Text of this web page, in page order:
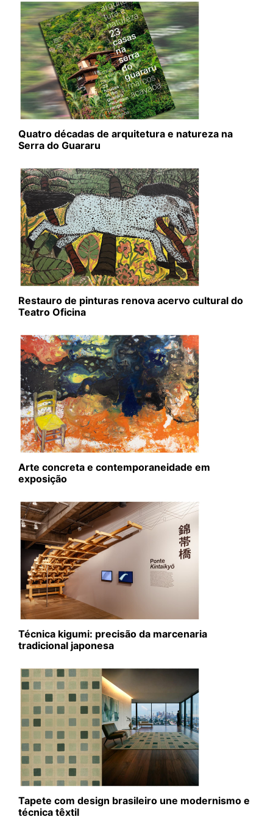
Quatro décadas de arquitetura e natureza na
Serra do Guararu
Restauro de pinturas renova acervo cultural do
Teatro Oficina
Arte concreta e contemporaneidade em
exposição
Técnica kigumi: precisão da marcenaria
tradicional japonesa
Tapete com design brasileiro une modernismo e
técnica têxtil